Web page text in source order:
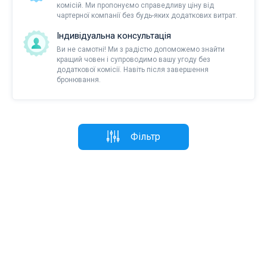
комісій. Ми пропонуємо справедливу ціну від
чартерної компанії без будь-яких додаткових витрат.
Індивідуальна консультація
Ви не самотні! Ми з радістю допоможемо знайти
кращий човен і супроводимо вашу угоду без
додаткової комісії. Навіть після завершення
бронювання.
Фільтр